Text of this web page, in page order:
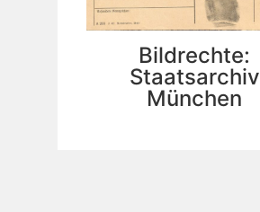
Bildrechte:
Staatsarchiv
München